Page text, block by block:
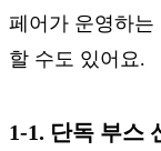
페어가 운영하
할 수도 있어요.
1-1. 단독 부스